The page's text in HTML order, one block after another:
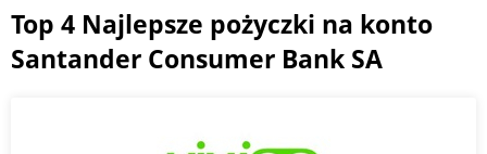
Top 4 Najlepsze pożyczki na konto
Santander Consumer Bank SA